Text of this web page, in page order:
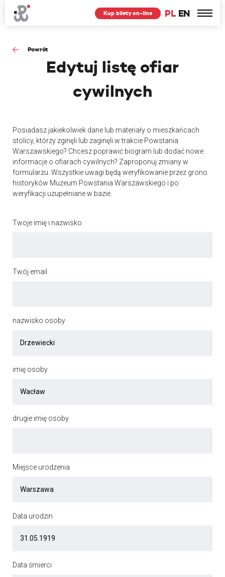
PL EN
Kup bilety on-line
Powrót
Edytuj listę ofiar
cywilnych
Posiadasz jakiekolwiek dane lub materiały o mieszkańcach
stolicy, którzy zginęli lub zaginęli w trakcie Powstania
Warszawskiego? Chcesz poprawić biogram lub dodać nowe
informacje o ofiarach cywilnych? Zaproponuj zmiany w
formularzu. Wszystkie uwagi będą weryfikowanie przez grono
historyków Muzeum Powstania Warszawskiego i po
weryfikacji uzupełniane w bazie.
Twoje imię i nazwisko
Twój email
nazwisko osoby
imię osoby
drugie imię osoby
Miejsce urodzenia
Data urodzin
Data śmierci